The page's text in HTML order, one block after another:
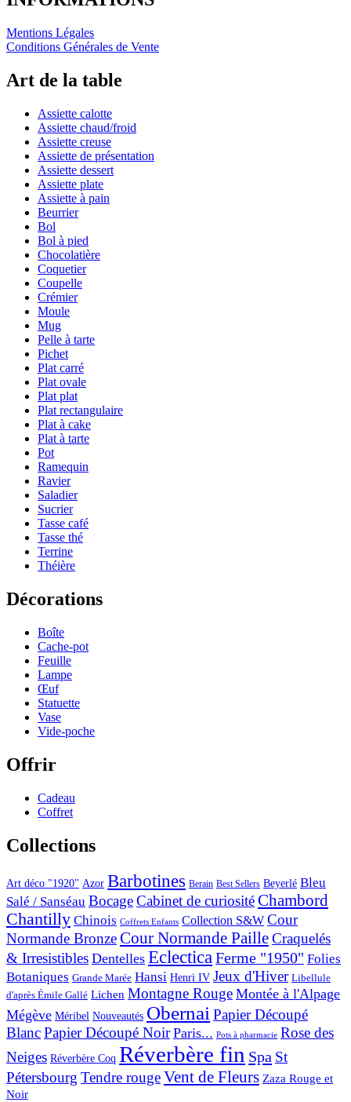
Mentions Légales
Conditions Générales de Vente
Art de la table
Assiette calotte
Assiette chaud/froid
Assiette creuse
Assiette de présentation
Assiette dessert
Assiette plate
Assiette à pain
Beurrier
Bol
Bol à pied
Chocolatière
Coquetier
Coupelle
Crémier
Moule
Mug
Pelle à tarte
Pichet
Plat carré
Plat ovale
Plat plat
Plat rectangulaire
Plat à cake
Plat à tarte
Pot
Ramequin
Ravier
Saladier
Sucrier
Tasse café
Tasse thé
Terrine
Théière
Décorations
Boîte
Cache-pot
Feuille
Lampe
Œuf
Statuette
Vase
Vide-poche
Offrir
Cadeau
Coffret
Collections
Art déco "1920" Azor Barbotines Berain Best Sellers Beyerlé Bleu
Salé / Sanséau BocageCabinet de curiositéChambord
Chantilly Chinois Coffrets Enfants Collection S&W Cour
Normande BronzeCour Normande PailleCraquelés
& Irresistibles Dentelles EclecticaFerme "1950" Folies
Botaniques Grande Marée Hansi Henri IV Jeux d'Hiver Libellule
d'après Émile Gallé Lichen Montagne Rouge Montée à l'Alpage
Mégève Méribel Nouveautés ObernaiPapier Découpé
BlancPapier Découpé Noir Paris... Pots à pharmacie Rose des
Neiges Réverbère Coq Réverbère fin Spa St
Pétersbourg Tendre rougeVent de Fleurs Zaza Rouge et
Noir